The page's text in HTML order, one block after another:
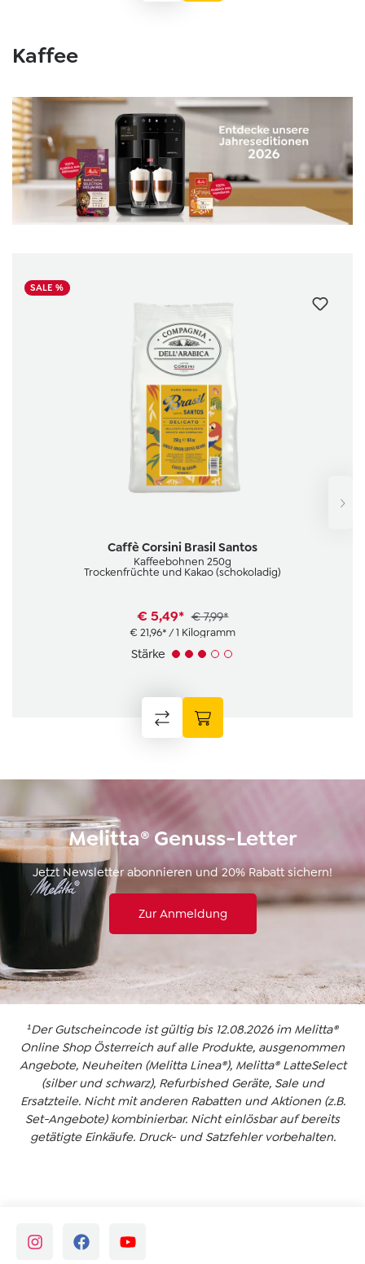
Kaffee
SALE %
Caffè Corsini Brasil Santos
Kaffeebohnen 250g
Trockenfrüchte und Kakao (schokoladig)
€ 5,49* € 7,99*
€ 21,96* / 1 Kilogramm
Stärke
Melitta® Genuss-Letter
Jetzt Newsletter abonnieren und 20% Rabatt sichern!
Zur Anmeldung
¹Der Gutscheincode ist gültig bis 12.08.2026 im Melitta®
Online Shop Österreich auf alle Produkte, ausgenommen
Angebote, Neuheiten (Melitta Linea®), Melitta® LatteSelect
(silber und schwarz), Refurbished Geräte, Sale und
Ersatzteile. Nicht mit anderen Rabatten und Aktionen (z.B.
Set-Angebote) kombinierbar. Nicht einlösbar auf bereits
getätigte Einkäufe. Druck- und Satzfehler vorbehalten.